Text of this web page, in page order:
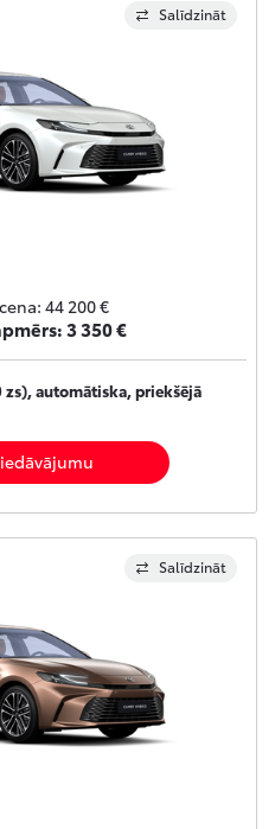
Salīdzināt
44 200 €
3 350 €
zs), automātiska, priekšējā
Salīdzināt